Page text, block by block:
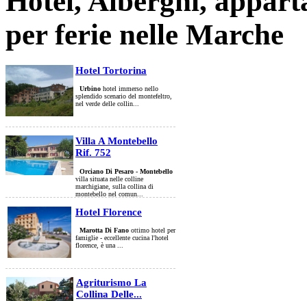
per ferie nelle Marche
Hotel Tortorina
Urbino hotel immerso nello
splendido scenario del montefeltro,
nel verde delle collin...
Villa A Montebello
Rif. 752
Orciano Di Pesaro - Montebello
villa situata nelle colline
marchigiane, sulla collina di
montebello nel comun...
Hotel Florence
Marotta Di Fano ottimo hotel per
famiglie - eccellente cucina l'hotel
florence, è una ...
Agriturismo La
Collina Delle...